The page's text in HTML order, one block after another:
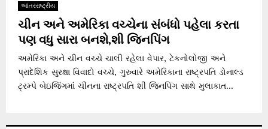
આંતરરાષ્ટ્રીય
ચીન અને અમેરિકા વચ્ચેના સંબંધો પહેલા કરતા
પણ વધુ સારા બનશે,શી જિનપિંગ
અમેરિકા અને ચીન વચ્ચે ચાલી રહેલા વેપાર, ટેકનોલોજી અને
પ્રાદેશિક સુરક્ષા વિવાદો વચ્ચે, ગુરુવારે અમેરિકાના રાષ્ટ્રપતિ ડોનાલ્ડ
ટ્રમ્પે બેઇજિંગમાં ચીનના રાષ્ટ્રપતિ શી જિનપિંગ સાથે મુલાકાત...